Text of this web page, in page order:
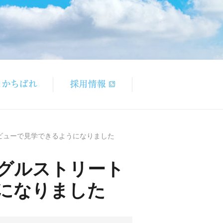
ーで見学できるようになりました
ルストリート
なりました